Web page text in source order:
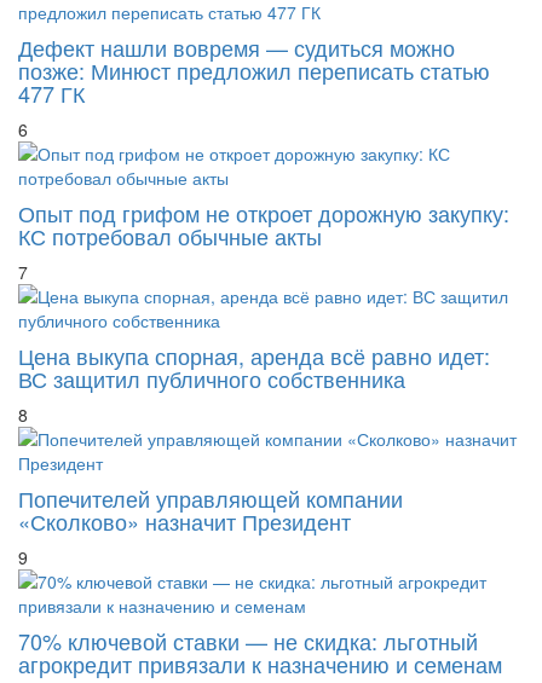
Дефект нашли вовремя — судиться можно
позже: Минюст предложил переписать статью
477 ГК
6
Опыт под грифом не откроет дорожную закупку:
КС потребовал обычные акты
7
Цена выкупа спорная, аренда всё равно идет:
ВС защитил публичного собственника
8
Попечителей управляющей компании
«Сколково» назначит Президент
9
70% ключевой ставки — не скидка: льготный
агрокредит привязали к назначению и семенам
10